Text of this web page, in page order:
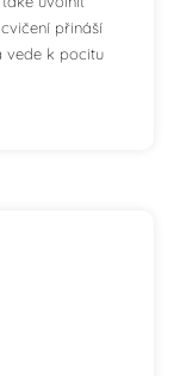
přináší
vede k pocitu